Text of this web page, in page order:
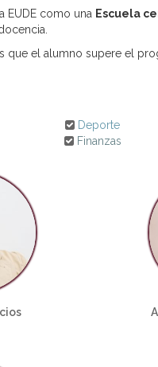
EUDE como una Escuela
que el alumno supere el
Deporte
Finanzas